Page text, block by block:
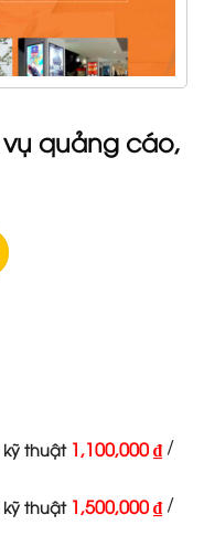
quảng cáo,
kỹ thuật 1,100,000 ₫ /
kỹ thuật 1,500,000 ₫ /